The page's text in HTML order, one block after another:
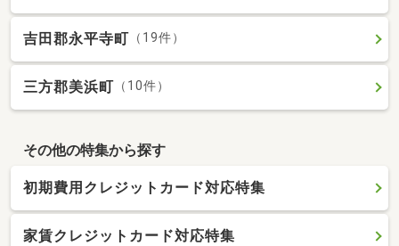
吉田郡永平寺町 （19件）
三方郡美浜町 （10件）
その他の特集から探す
初期費用クレジットカード対応特集
家賃クレジットカード対応特集